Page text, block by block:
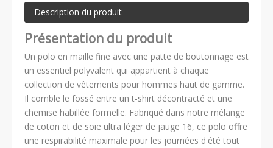
Description du produit
Présentation du produit
Un polo en maille fine avec une patte de boutonnage est
un essentiel polyvalent qui appartient à chaque
collection de vêtements pour hommes haut de gamme.
Il comble le fossé entre un t-shirt décontracté et une
chemise habillée formelle. Fabriqué dans notre mélange
de coton et de soie ultra léger de jauge 16, ce polo offre
une respirabilité maximale pour les journées d'été tout